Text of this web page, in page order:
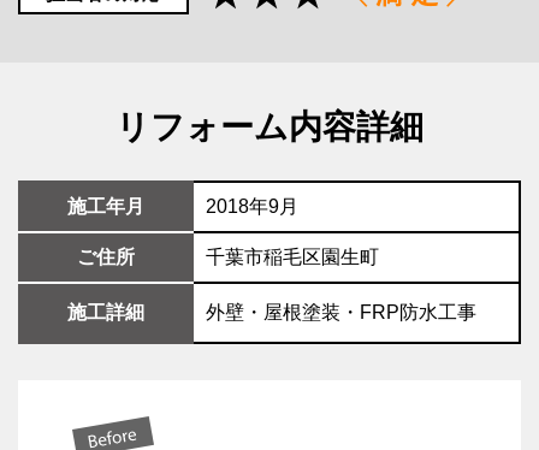
リフォーム内容詳細
施工年月 2018年9月
ご住所 千葉市稲毛区園生町
施工詳細 外壁・屋根塗装・FRP防水工事